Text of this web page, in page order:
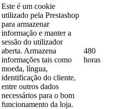
Este é um cookie
utilizado pela Prestashop
para armazenar
informação e manter a
sessão do utilizador
aberta. Armazena
informações tais como
moeda, língua,
identificação do cliente,
entre outros dados
necessários para o bom
funcionamento da loja.
480
horas